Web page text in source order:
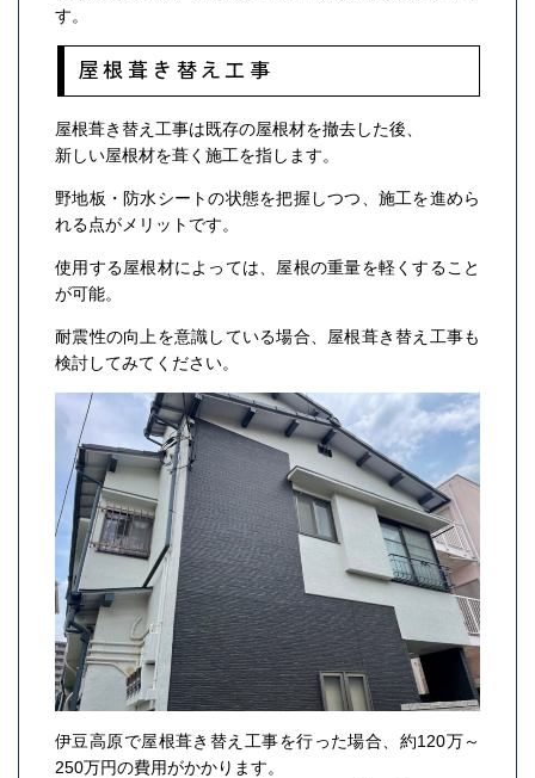
す。
屋根葺き替え工事
屋根葺き替え工事は既存の屋根材を撤去した後、
新しい屋根材を葺く施工を指します。
野地板・防水シートの状態を把握しつつ、施工を進めら
れる点がメリットです。
使用する屋根材によっては、屋根の重量を軽くすること
が可能。
耐震性の向上を意識している場合、屋根葺き替え工事も
検討してみてください。
伊豆高原で屋根葺き替え工事を行った場合、約120万～
250万円の費用がかかります。